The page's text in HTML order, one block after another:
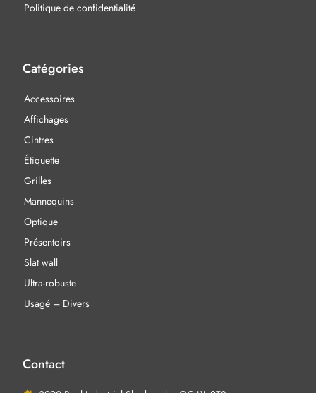
Politique de confidentialité
Catégories
Accessoires
Affichages
Cintres
Étiquette
Grilles
Mannequins
Optique
Présentoirs
Slat wall
Ultra-robuste
Usagé – Divers
Contact